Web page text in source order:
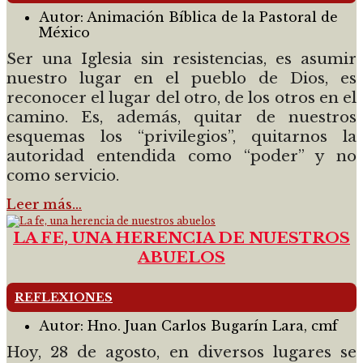
Autor: Animación Bíblica de la Pastoral de
México
Ser una Iglesia sin resistencias, es asumir
nuestro lugar en el pueblo de Dios, es
reconocer el lugar del otro, de los otros en el
camino. Es, además, quitar de nuestros
esquemas los “privilegios”, quitarnos la
autoridad entendida como “poder” y no
como servicio.
Leer más…
LA FE, UNA HERENCIA DE NUESTROS
ABUELOS
REFLEXIONES
Autor: Hno. Juan Carlos Bugarín Lara, cmf
Hoy, 28 de agosto, en diversos lugares se